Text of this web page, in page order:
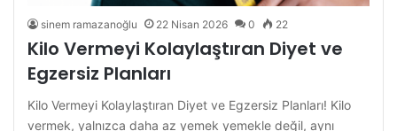
sinem ramazanoğlu 22 Nisan 2026 0 22
Kilo Vermeyi Kolaylaştıran Diyet ve
Egzersiz Planları
Kilo Vermeyi Kolaylaştıran Diyet ve Egzersiz Planları! Kilo
vermek, yalnızca daha az yemek yemekle değil, aynı